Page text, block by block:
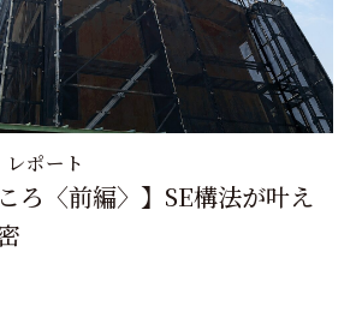
レポート
ろ〈前編〉】SE構法が叶え